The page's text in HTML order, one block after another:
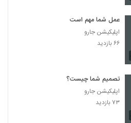
عمل شما مهم است
اپلیکیشن جارو
۶۶ بازدید
تصمیم شما چیست؟
اپلیکیشن جارو
۷۳ بازدید